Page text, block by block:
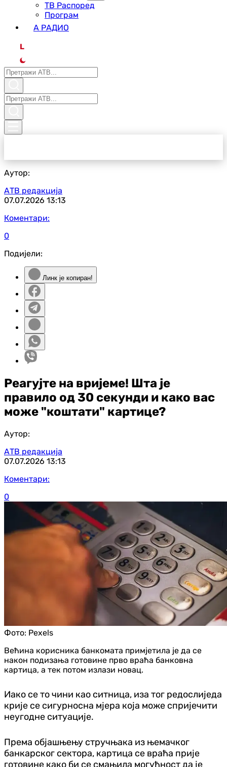
ТВ Распоред
Програм
А РАДИО
L
Аутор:
АТВ редакција
07.07.2026 13:13
Коментари:
0
Подијели:
Линк је копиран!
Реагујте на вријеме! Шта је
правило од 30 секунди и како вас
може "коштати" картице?
Аутор:
АТВ редакција
07.07.2026 13:13
Коментари:
0
Фото: Pexels
Већина корисника банкомата примјетила је да се
након подизања готовине прво враћа банковна
картица, а тек потом излази новац.
Иако се то чини као ситница, иза тог редослиједа
крије се сигурносна мјера која може спријечити
неугодне ситуације.
Према објашњењу стручњака из њемачког
банкарског сектора, картица се враћа прије
готовине како би се смањила могућност да је